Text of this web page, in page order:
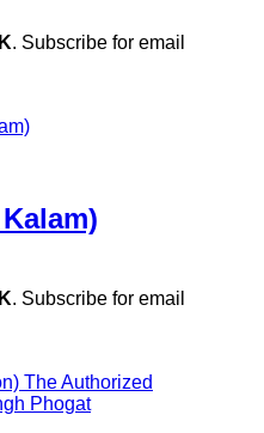
. Subscribe for email
. Subscribe for email